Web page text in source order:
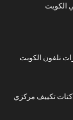
تلفون الكويت
تكييف مركزي